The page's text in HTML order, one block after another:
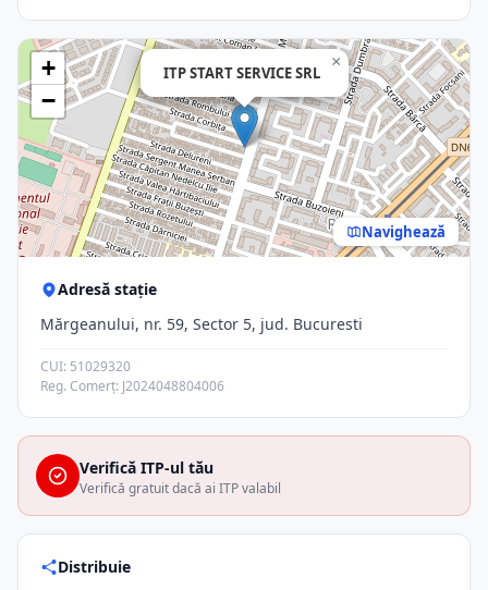
ITP START SERVICE SRL
×
+
−
Navighează
Adresă stație
Mărgeanului, nr. 59, Sector 5, jud. Bucuresti
CUI: 51029320
Reg. Comerț: J2024048804006
Verifică ITP-ul tău
Verifică gratuit dacă ai ITP valabil
Distribuie